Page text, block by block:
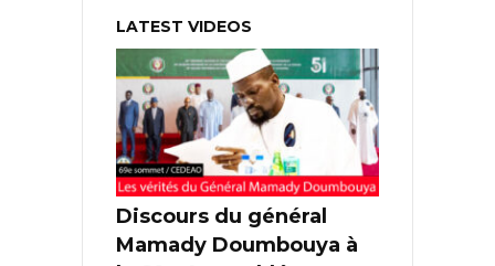
LATEST VIDEOS
Discours du général
Mamady Doumbouya à